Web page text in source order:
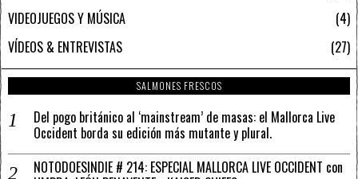
VIDEOJUEGOS Y MÚSICA
4
VÍDEOS & ENTREVISTAS
27
SALMONES FRESCOS
Del pogo británico al ‘mainstream’ de masas: el Mallorca Live
Occident borda su edición más mutante y plural.
NOTODOESINDIE # 214: ESPECIAL MALLORCA LIVE OCCIDENT con